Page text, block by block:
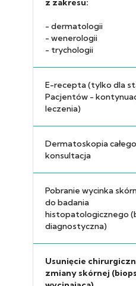
z zakresu:
- dermatologii
- wenerologii
- trychologii
E-recepta (tylko dla
Pacjentów -
leczenia)
Dermatoskopia całego
konsultacja
Pobranie wycinka
do badania
histopatologicznego
diagnostyczna)
Usunięcie
zmiany skórnej